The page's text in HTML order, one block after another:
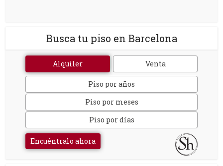
Busca tu piso en Barcelona
Alquiler Venta
Piso por años
Piso por meses
Piso por días
Encuéntralo ahora